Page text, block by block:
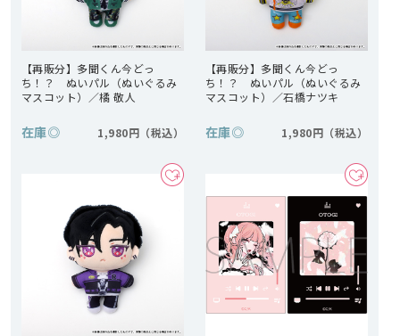
【再販分】多聞くん今どっ
ち！？ ぬいパル（ぬいぐるみ
マスコット）／橘 敬人
在庫◎ 1,980円
【再販分】多聞くん今どっ
ち！？ ぬいパル（ぬいぐるみ
マスコット）／石橋ナツキ
在庫◎ 1,980円